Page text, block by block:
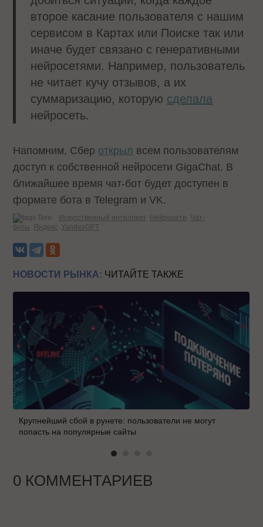
второе касание пользователя с нашим
сервисом в Картах или Поиске так или
иначе будет связано с генеративными
нейросетями. Например, пользователь
не читает кучу отзывов, а их
суммаризацию, которую сделала
нейросеть.
Напомним, Сбер открыл всем пользователям
доступ к собственной нейросети GigaChat. В
ближайшее время чат-бот будет доступен в
формате бота в Telegram и VK.
Теги: Искусственный интеллект Нейросети Чат-
боты Яндекс YandexGPT
НОВОСТИ РЫНКА: ЧИТАЙТЕ ТАКЖЕ
Крупнейший сбой в рунете: пользователи не могут
попасть на популярные сайты
0 КОММЕНТАРИЕВ